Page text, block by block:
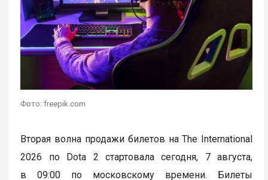
Фото: freepik.com
Вторая волна продажи билетов на The International
2026 по Dota 2 стартовала сегодня, 7 августа,
в 09:00 по московскому времени. Билеты